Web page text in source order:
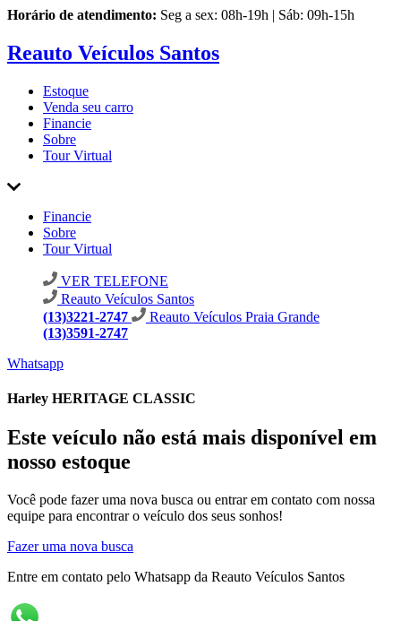
Horário de atendimento: Seg a sex: 08h-19h | Sáb: 09h-15h
Reauto Veículos Santos
Estoque
Venda seu carro
Financie
Sobre
Tour Virtual
Financie
Sobre
Tour Virtual
VER TELEFONE
Reauto Veículos Santos
(13)3221-2747
Reauto Veículos Praia Grande
(13)3591-2747
Whatsapp
Harley HERITAGE CLASSIC
Este veículo não está mais disponível em
nosso estoque
Você pode fazer uma nova busca ou entrar em contato com nossa
equipe para encontrar o veículo dos seus sonhos!
Fazer uma nova busca
Entre em contato pelo Whatsapp da Reauto Veículos Santos